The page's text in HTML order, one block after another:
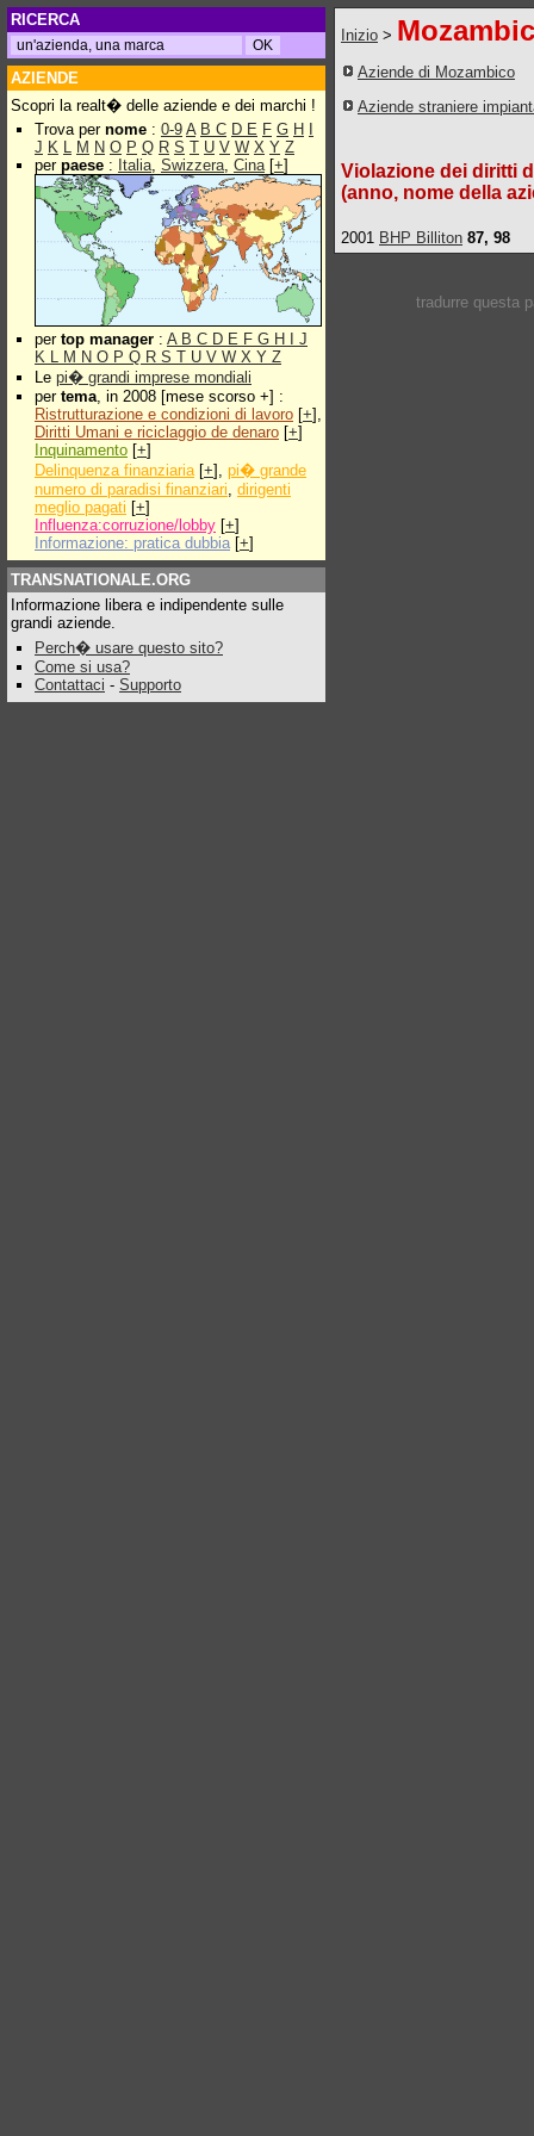
RICERCA
AZIENDE
Scopri la realt� delle aziende e dei marchi !
Trova per nome : 0-9 A B C D E F G H
J K L M N O P Q R S T U V W X Y Z
per paese : Italia, Swizzera, Cina[+]
per top manager : A B C D E F G H
J
K L M N O P Q R S T U V W X Y Z
Le pi� grandi imprese mondiali
per tema, in 2008 [mese scorso +] :
Ristrutturazione e condizioni di lavoro [+],
Diritti Umani e riciclaggio de denaro [+]
Inquinamento [+]
Delinquenza finanziaria[+], pi� grande
numero di paradisi finanziari, dirigenti
meglio pagati [+]
Influenza:corruzione/lobby [+]
Informazione: pratica dubbia [+]
TRANSNATIONALE.ORG
Informazione libera e indipendente sulle
grandi aziende.
Perch� usare questo sito?
Come si usa?
Contattaci - Supporto
Inizio >
Aziende di Mozambico
Aziende straniere
Violazione dei diritti
(anno, nome della
2001 BHP Billiton 87, 98
tradurre questa